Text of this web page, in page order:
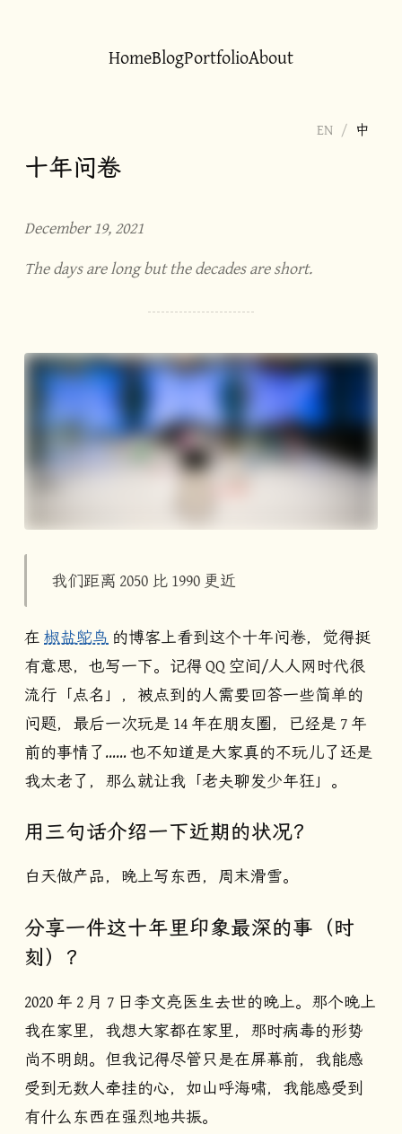
HomeBlogPortfolioAbout
EN / 中
十年问卷
December 19, 2021
The days are long but the decades are short.
我们距离 2050 比 1990 更近
在椒盐鸵鸟 的博客上看到这个十年问卷，觉得挺
有意思，也写一下。记得 QQ 空间/人人网时代很
流行「点名」，被点到的人需要回答一些简单的
问题，最后一次玩是 14 年在朋友圈，已经是 7 年
前的事情了…… 也不知道是大家真的不玩儿了还是
我太老了，那么就让我「老夫聊发少年狂」。
用三句话介绍一下近期的状况？
白天做产品，晚上写东西，周末滑雪。
分享一件这十年里印象最深的事（时
刻）？
2020 年 2 月 7 日李文亮医生去世的晚上。那个晚上
我在家里，我想大家都在家里，那时病毒的形势
尚不明朗。但我记得尽管只是在屏幕前，我能感
受到无数人牵挂的心，如山呼海啸，我能感受到
有什么东西在强烈地共振。